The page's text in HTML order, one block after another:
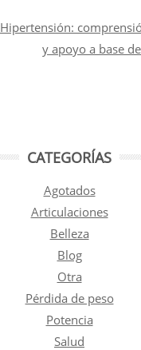
Hipertensión:
y apoyo a base
CATEGORÍAS
Agotados
Articulaciones
Belleza
Blog
Otra
Pérdida de peso
Potencia
Salud